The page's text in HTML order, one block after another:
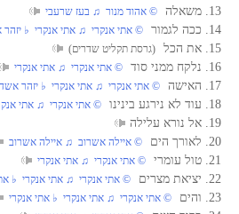
13. משאלה ‏ © אהוד מנור‏ ♫ בעז שרעבי
14. ככה לגמור © אתי אנקרי‏ ♫ אתי אנקרי‏ ♭ יזהר
15. את הכל (גרסת תקליט שדרים)
16. נלקח ממני סוד ‏ © אתי אנקרי‏ ♫ אתי אנקרי
17. האישה © אתי אנקרי‏ ♫ אתי אנקרי‏ ♭ יזהר
18. עוד לא נירגע בינינו © אתי אנקרי‏ ♫ אתי
19. אל נורא עלילה
20. לאורך הים
‏ © איילה אשרוב‏ ♫ איילה אשרוב
21. טול עומרי ‏ © אתי אנקרי‏ ♫ אתי אנקרי
22. יציאת מצרים © אתי אנקרי‏ ♫ אתי אנקרי‏ ♭
23. והים ‏ © אתי אנקרי‏ ♫ אתי אנקרי‏ ♭ אתי אנקרי